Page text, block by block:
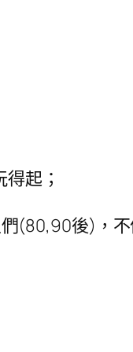
起；
(80,90後)，